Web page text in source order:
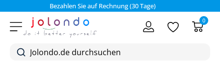
Bezahlen Sie auf Rechnung (30 Tage)
0